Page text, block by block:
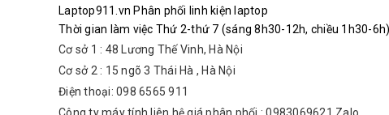
Laptop911.vn Phân phối linh kiện laptop
Thời gian làm việc Thứ 2-thứ 7 (sáng 8h30-12h, chiều 1h30-
Cơ sở 1 : 48 Lương Thế Vinh, Hà Nội
Cơ sở 2 : 15 ngõ 3 Thái Hà , Hà Nội
Điện thoại: 098 6565 911